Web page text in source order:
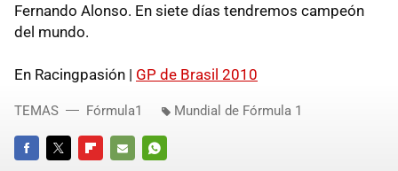
Fernando Alonso. En siete días tendremos campeón
del mundo.
En Racingpasión | GP de Brasil 2010
TEMAS Fórmula1 Mundial de Fórmula 1